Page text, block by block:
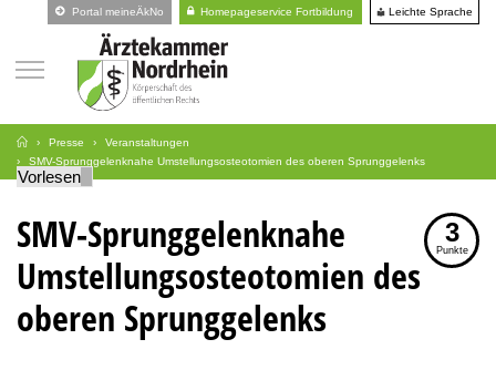
Portal meineÄkNo Homepageservice Fortbildung Leichte Sprache
Presse
Veranstaltungen
SMV-Sprunggelenknahe Umstellungsosteotomien des oberen Sprunggelenks
Vorlesen
SMV-Sprunggelenknahe
Umstellungsosteotomien des
oberen Sprunggelenks
3
Punkte